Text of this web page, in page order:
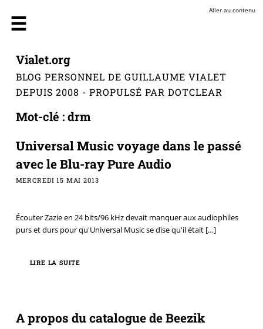
Aller au contenu
Vialet.org
BLOG PERSONNEL DE GUILLAUME VIALET
DEPUIS 2008 - PROPULSÉ PAR DOTCLEAR
Mot-clé : drm
Universal Music voyage dans le passé
avec le Blu-ray Pure Audio
MERCREDI 15 MAI 2013
Écouter Zazie en 24 bits/96 kHz devait manquer aux audiophiles
purs et durs pour qu'Universal Music se dise qu'il était[…]
LIRE LA SUITE
A propos du catalogue de Beezik